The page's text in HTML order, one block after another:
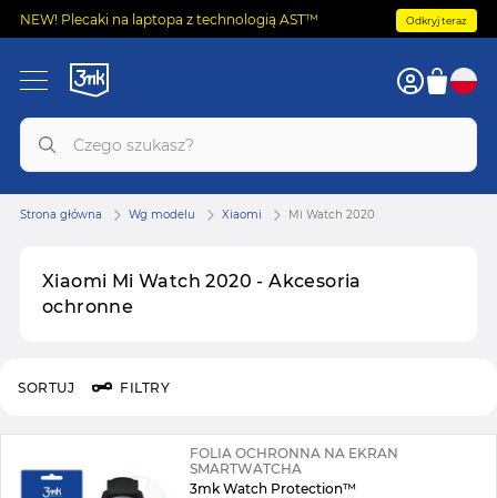
NEW! Plecaki na laptopa z technologią AST™ Odkryj teraz
Xiaomi Mi Watch 2020 - Akcesoria
ochronne
Strona główna Wg modelu Xiaomi Mi Watch 2020
FILTRY
SORTUJ
FOLIA OCHRONNA NA EKRAN
SMARTWATCHA
3mk Watch Protection™